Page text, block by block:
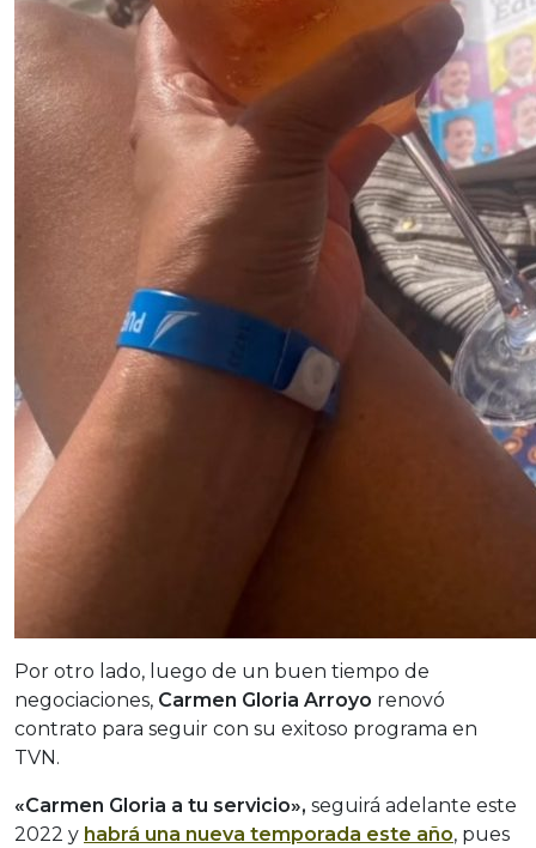
Por otro lado, luego de un buen tiempo de
negociaciones, Carmen Gloria Arroyo renovó
contrato para seguir con su exitoso programa en
TVN.
«Carmen Gloria a tu servicio», seguirá adelante este
2022 y habrá una nueva temporada este año, pues